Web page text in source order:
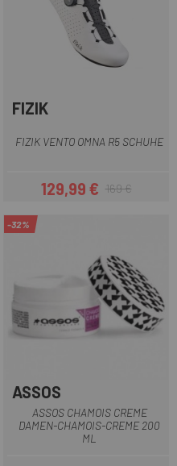
FIZIK
FIZIK VENTO OMNA R5 SCHUHE
Preis
129,99 €Regulärer Preis
169 €
-32%
ASSOS
ASSOS CHAMOIS CREME
DAMEN-CHAMOIS-CREME 200
ML